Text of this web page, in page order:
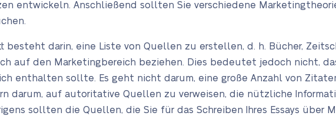
entwickeln. Anschließend sollten Sie verschiedene
besteht darin, eine Liste von Quellen zu erstellen, d. h. Bücher,
auf den Marketingbereich beziehen. Dies bedeutet jedoch nicht,
enthalten sollte. Es geht nicht darum, eine große Anzahl von
darum, auf autoritative Quellen zu verweisen, die nützliche
sollten die Quellen, die Sie für das Schreiben Ihres Essays über